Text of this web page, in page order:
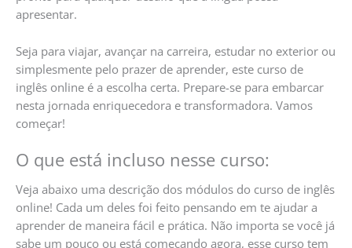
apresentar.
Seja para viajar, avançar na carreira, estudar no exterior ou
simplesmente pelo prazer de aprender, este curso de
inglês online é a escolha certa. Prepare-se para embarcar
nesta jornada enriquecedora e transformadora. Vamos
começar!
O que está incluso nesse curso:
Veja abaixo uma descrição dos módulos do curso de inglês
online! Cada um deles foi feito pensando em te ajudar a
aprender de maneira fácil e prática. Não importa se você já
sabe um pouco ou está começando agora, esse curso tem